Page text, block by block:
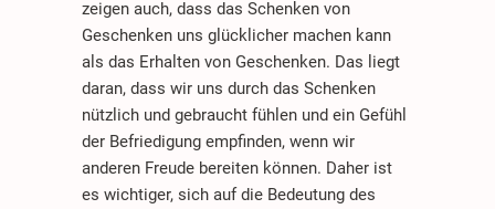
zeigen auch, dass das Schenken von
Geschenken uns glücklicher machen kann
als das Erhalten von Geschenken. Das liegt
daran, dass wir uns durch das Schenken
nützlich und gebraucht fühlen und ein Gefühl
der Befriedigung empfinden, wenn wir
anderen Freude bereiten können. Daher ist
es wichtiger, sich auf die Bedeutung des